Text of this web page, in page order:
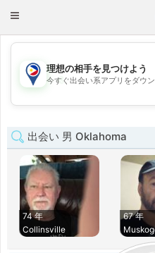
Toggle
💖
💕
理想の相手を見つけよう
今すぐ出会い系アプリをダウン
出会い 男 Oklahoma
74 年
Collinsville
67 年